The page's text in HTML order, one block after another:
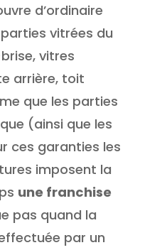
d’ordinaire
vitrées du
vitres
arrière, toit
que les parties
(ainsi que les
ces garanties les
imposent la
une franchise
pas quand la
par un